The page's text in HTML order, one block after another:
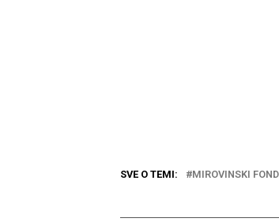
SVE O TEMI: MIROVINSKI